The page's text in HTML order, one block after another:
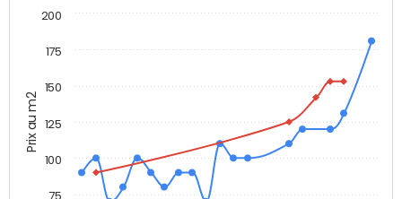
Prix au m2
75
100
125
150
175
200